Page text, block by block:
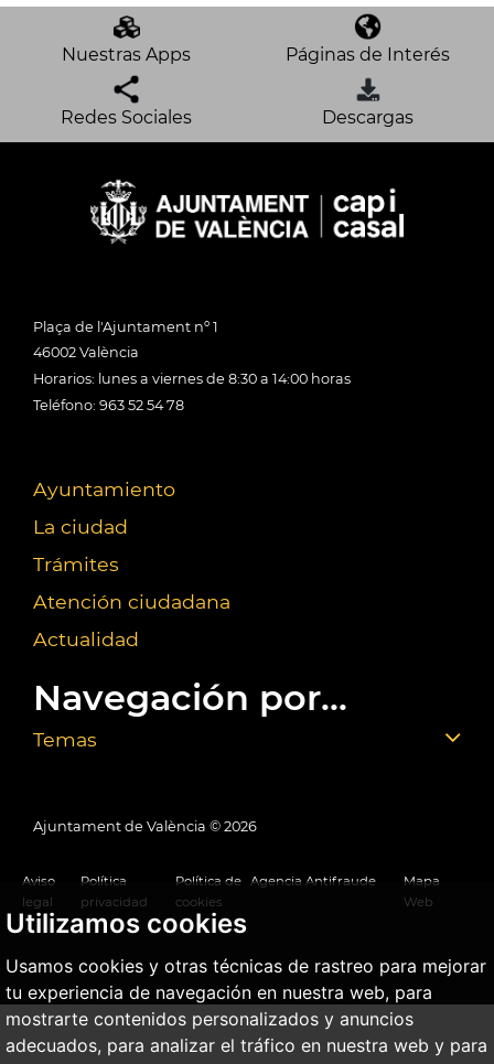
Utilizamos cookies
Usamos cookies y otras técnicas de rastreo para mejorar
tu experiencia de navegación en nuestra web, para
mostrarte contenidos personalizados y anuncios
adecuados, para analizar el tráfico en nuestra web y para
Nuestras Apps Páginas de Interés
Redes Sociales Descargas
Plaça de l'Ajuntament nº 1
46002 València
Horarios: lunes a viernes de 8:30 a 14:00 horas
Teléfono: 963 52 54 78
Ayuntamiento
La ciudad
Trámites
Atención ciudadana
Actualidad
Navegación por...
Temas
Ajuntament de València © 2026
Aviso
legal
Política
privacidad
Política de
cookies
Agencia Antifraude
Mapa
Web